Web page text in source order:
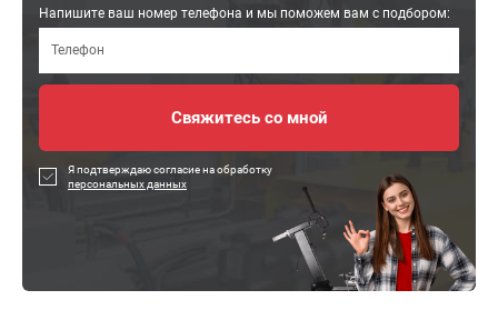
Напишите ваш номер телефона и мы поможем вам с подбором:
Я подтверждаю согласие на обработку
персональных данных